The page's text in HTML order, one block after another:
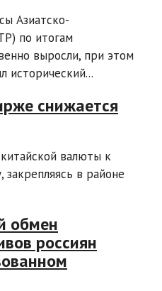
Азиатско-
по итогам
выросли, при этом
исторический...
снижается
валюты к
в районе
обмен
россиян